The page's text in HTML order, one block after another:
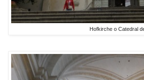
Hofkirche o Catedral